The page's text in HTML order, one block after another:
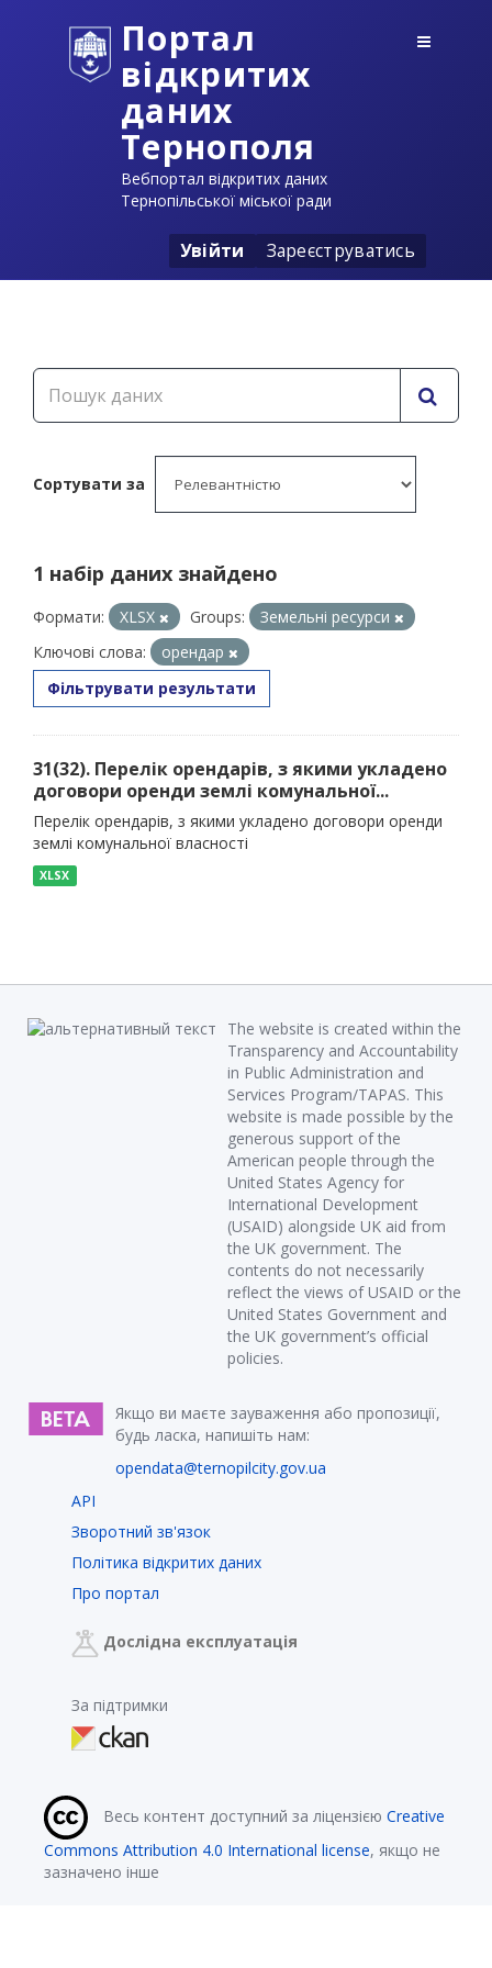
Портал
відкритих
даних
Тернополя
Вебпортал відкритих даних
Тернопільської міської ради
Увійти Зареєструватись
Сортувати за
1 набір даних знайдено
Формати: XLSX Groups:
Земельні ресурси
Ключові слова:
орендар
Фільтрувати результати
31(32). Перелік орендарів, з якими укладено
договори оренди землі комунальної...
Перелік орендарів, з якими укладено договори оренди
землі комунальної власності
XLSX
The website is created within the
Transparency and Accountability
in Public Administration and
Services Program/TAPAS. This
website is made possible by the
generous support of the
American people through the
United States Agency for
International Development
(USAID) alongside UK aid from
the UK government. The
contents do not necessarily
reflect the views of USAID or the
United States Government and
the UK government’s official
policies.
Якщо ви маєте зауваження або пропозиції,
будь ласка, напишіть нам:
opendata@ternopilcity.gov.ua
API
Зворотний зв'язок
Політика відкритих даних
Про портал
Дослідна експлуатація
За підтримки
Весь контент доступний за ліцензією Creative
Commons Attribution 4.0 International license, якщо не
зазначено інше